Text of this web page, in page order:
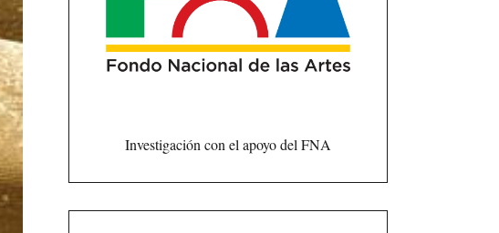
Investigación con el apoyo del FNA